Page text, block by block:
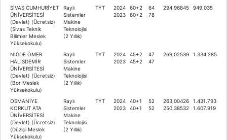
SİVAS CUMHURİYET
ÜNİVERSİTESİ
(Devlet) (Ücretsiz)
(Sivas Teknik
Bilimler Meslek
Yüksekokulu)
Raylı
Sistemler
Makine
Teknolojisi
(2 Yıllık)
TYT
2024
2023
60+2
60+2
64
78
294,96845 949.035
NİĞDE ÖMER
HALİSDEMİR
ÜNİVERSİTESİ
(Devlet) (Ücretsiz)
(Bor Meslek
Yüksekokulu)
Raylı
Sistemler
Makine
Teknolojisi
(2 Yıllık)
TYT
2024
2023
45+2
45+2
47
47
269,02539 1.334.285
OSMANİYE
KORKUT ATA
ÜNİVERSİTESİ
(Devlet) (Ücretsiz)
(Düziçi Meslek
Yüksekokulu)
Raylı
Sistemler
Makine
Teknolojisi
(2 Yıllık)
TYT
2024
2023
40+1
40+1
52
52
263,00426
250,38532
1.431.793
1.607.919